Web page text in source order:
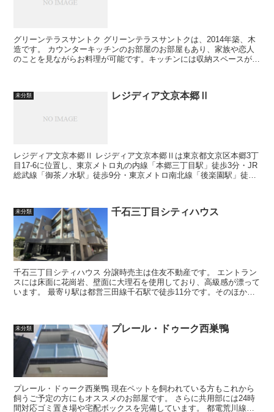
グリーンテラスサントク グリーンテラスサントクは、2014年築、木
造です。 カウンターキッチンのお部屋のお部屋もあり、家族や恋人
のことを見ながらお料理が可能です。キッチンには収納スペースがあ
未分類 レジディア文京本郷Ⅱ
レジディア文京本郷Ⅱ レジディア文京本郷Ⅱは東京都文京区本郷3丁
目17-6に位置し、東京メトロ丸の内線「本郷三丁目駅」徒歩3分・JR
総武線「御茶ノ水駅」徒歩9分・東京メトロ南北線「後楽園駅」徒歩
未分類 千石三丁目シティハウス
千石三丁目シティハウス 分譲時売主は住友不動産です。 エントラン
スには床面に花崗岩、壁面に大理石を使用しており、高級感が漂って
います。 最寄り駅は都営三田線千石駅で徒歩11分です。そのほか東
未分類 プレール・ドゥーク西巣鴨
プレール・ドゥーク西巣鴨 現在ペットを飼われている方もこれから
飼うご予定の方にもオススメのお部屋です。 さらに共用部には24時
間対応ゴミ置き場や宅配ボックスを完備しています。 都電荒川線